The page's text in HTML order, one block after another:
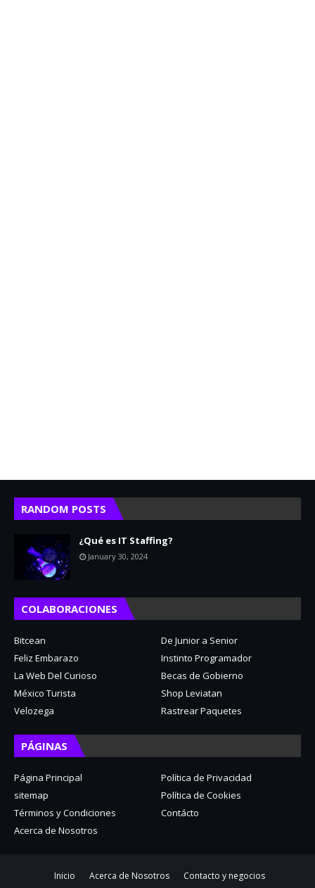
RANDOM POSTS
¿Qué es IT Staffing?
January 30, 2024
COLABORACIONES
Bitcean
De Junior a Senior
Feliz Embarazo
Instinto Programador
La Web Del Curioso
Becas de Gobierno
México Turista
Shop Leviatan
Velozega
Rastrear Paquetes
PÁGINAS
Página Principal
Política de Privacidad
sitemap
Política de Cookies
Términos y Condiciones
Contácto
Acerca de Nosotros
Inicio Acerca de Nosotros Contacto y negocios